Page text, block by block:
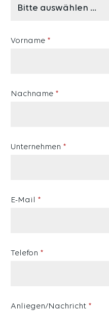
Vorname *
Nachname *
Unternehmen *
E-Mail *
Telefon *
Anliegen/Nachricht *